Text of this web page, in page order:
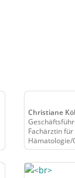
Christiane
Fachärztin
Hämatologie/